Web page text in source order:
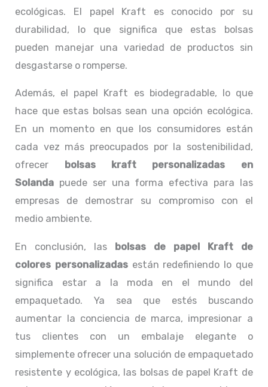
ecológicas. El papel Kraft es conocido por su
durabilidad, lo que significa que estas bolsas
pueden manejar una variedad de productos sin
desgastarse o romperse.
Además, el papel Kraft es biodegradable, lo que
hace que estas bolsas sean una opción ecológica.
En un momento en que los consumidores están
cada vez más preocupados por la sostenibilidad,
ofrecer
bolsas kraft personalizadas en
Solanda puede ser una forma efectiva para las
empresas de demostrar su compromiso con el
medio ambiente.
En conclusión, las bolsas de papel Kraft de
colores personalizadasestán redefiniendo lo que
significa estar a la moda en el mundo del
empaquetado. Ya sea que estés buscando
aumentar la conciencia de marca, impresionar a
tus clientes con un embalaje elegante o
simplemente ofrecer una solución de empaquetado
resistente y ecológica, las bolsas de papel Kraft de